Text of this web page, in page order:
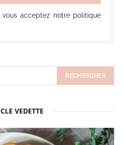
vous acceptez notre politique
VEDETTE